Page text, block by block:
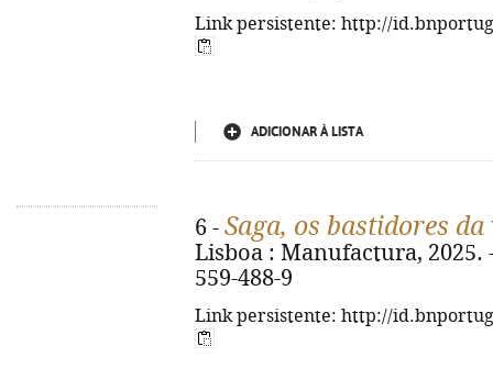
Link persistente: http://
ADICIONAR À LISTA
6 - Saga, os bastidores da
Lisboa : Manufactura, 2025.
559-488-9
Link persistente: http://